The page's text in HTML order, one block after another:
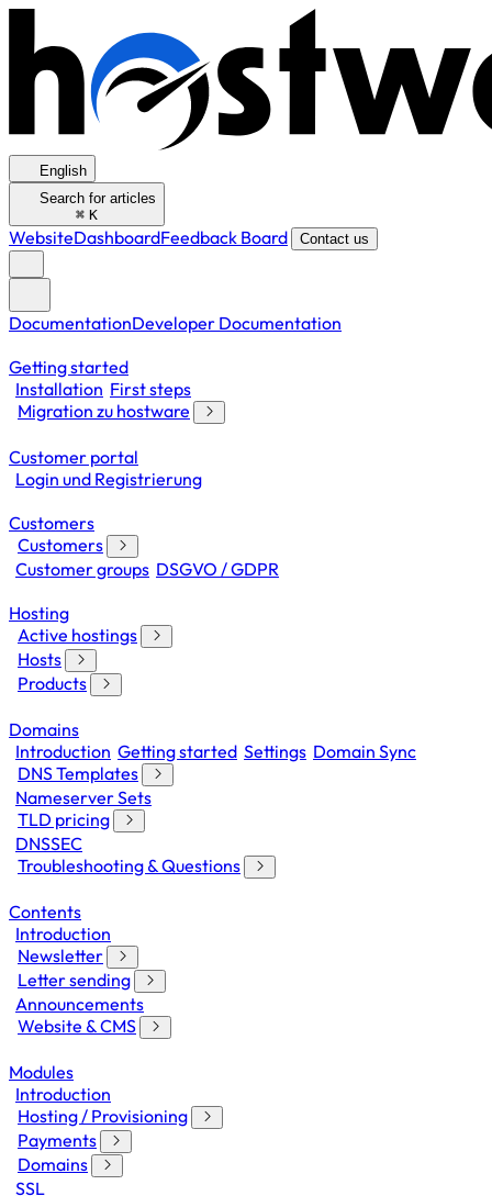
English
Search for articles
⌘ K
WebsiteDashboardFeedback Board Contact us
DocumentationDeveloper Documentation
Getting started
Installation First steps
Migration zu hostware
Customer portal
Login und Registrierung
Customers
Customers
Customer groups DSGVO / GDPR
Hosting
Active hostings
Hosts
Products
Domains
Introduction Getting started Settings Domain Sync
DNS Templates
Nameserver Sets
TLD pricing
DNSSEC
Troubleshooting & Questions
Contents
Introduction
Newsletter
Letter sending
Announcements
Website & CMS
Modules
Introduction
Hosting / Provisioning
Payments
Domains
SSL